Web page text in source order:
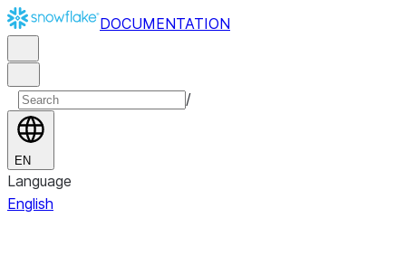
DOCUMENTATION
/
EN
Language
English